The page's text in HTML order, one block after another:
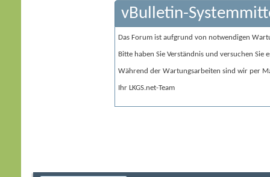
vBulletin-
Das Forum ist aufgrund von notwendigen
Bitte haben Sie Verständnis und versuchen Sie
Während der Wartungsarbeiten sind wir per
Ihr LKGS.net-Team